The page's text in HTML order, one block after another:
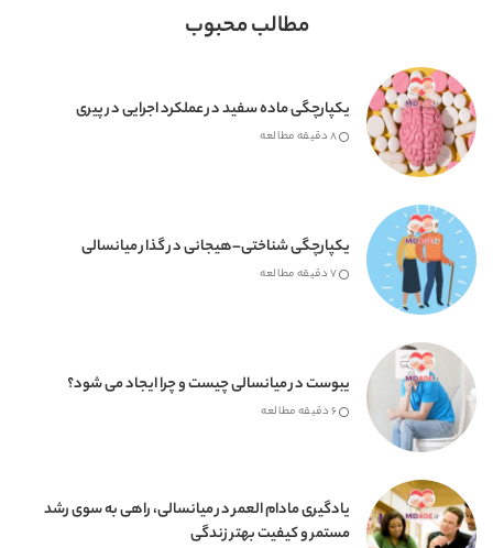
مطالب محبوب
یکپارچگی ماده سفید در عملکرد اجرایی در پیری
8 دقیقه مطالعه
یکپارچگی شناختی–هیجانی در گذار میانسالی
7 دقیقه مطالعه
یبوست در میانسالی چیست و چرا ایجاد می شود؟
6 دقیقه مطالعه
یادگیری مادام العمر در میانسالی، راهی به سوی رشد
مستمر و کیفیت بهتر زندگی